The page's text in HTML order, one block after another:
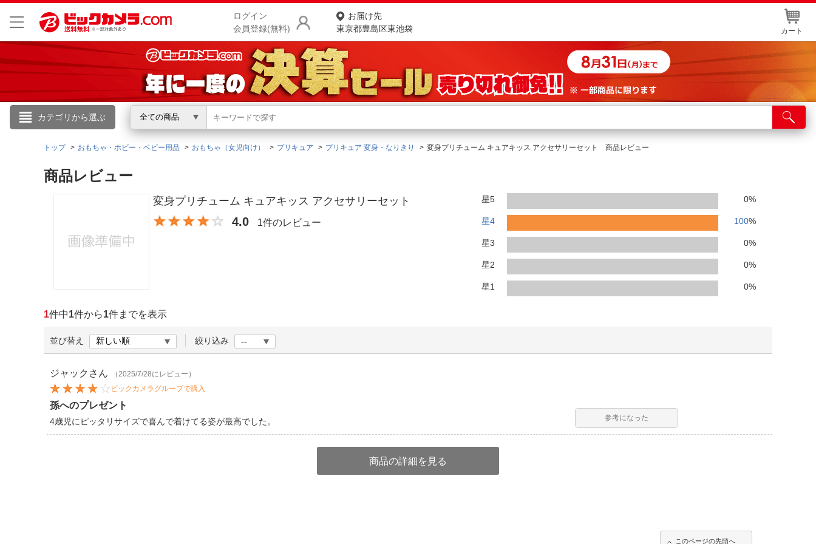
ログイン
会員登録(無料)
お届け先
東京都豊島区東池袋
カート
カテゴリから選ぶ 全ての商品
こんにちは
ログイン
新規会員登録
お買いもの履歴
お知らせ
商品をさがす
ランキングからさがす
お客様サポート
店舗サービス
ネット取り置き
法人窓口
IR情報
トップ おもちゃ・ホビー・ベビー用品 おもちゃ（女児向け） プリキュア プリキュア 変身・なりきり 変身プリチューム キュアキッス アクセサリーセット 商品レビュー
商品レビュー
変身プリチューム キュアキッス アクセサリーセット
4.0 1件のレビュー
星5 0%
星4 100%
星3 0%
星2 0%
星1 0%
1件中1件から1件までを表示
並び替え 絞り込み
ジャック さん
（2025/7/28にレビュー）
ビックカメラグループで購入
孫へのプレゼント
4歳児にピッタリサイズで喜んで着けてる姿が最高でした。 参考になった
商品の詳細を見る
このページの先頭へ